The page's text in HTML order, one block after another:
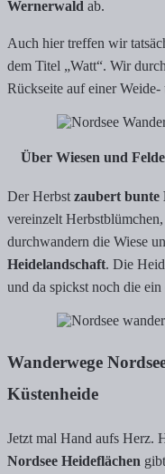
Wernerwald ab.
Auch hier treffen wir
dem Titel „Watt“. Wir
Rückseite auf einer Weide-
Über Wiesen und
Der Herbst zaubert bunte
vereinzelt
durchwandern die Wiese
Heidelandschaft. Die
und da spickst noch die ein
Wanderwege
Küstenheide
Jetzt mal Hand aufs Herz.
Nordsee Heideflächen